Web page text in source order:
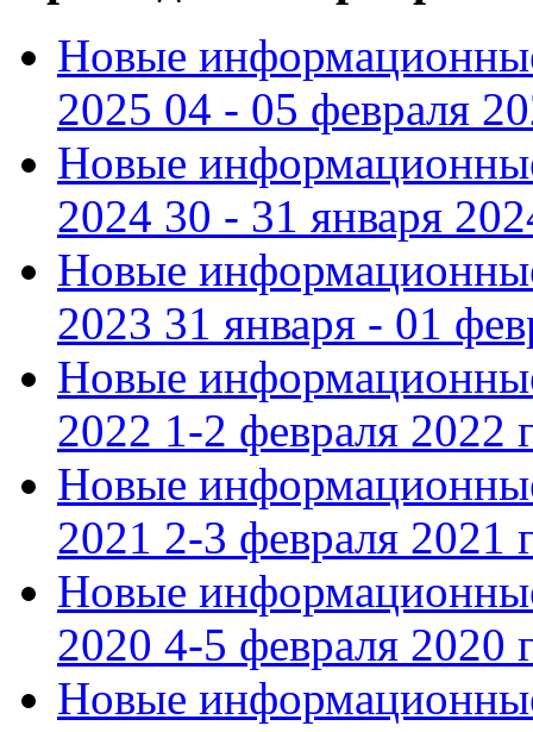
Новые
2025 04 - 05 февраля
Новые
2024 30 - 31 января
Новые
2023 31 января - 01
Новые
2022 1-2 февраля 2022
Новые
2021 2-3 февраля 2021
Новые
2020 4-5 февраля 2020
Новые